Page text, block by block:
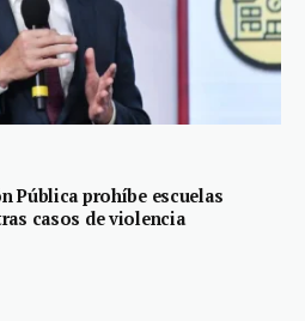
Pública prohíbe escuelas
casos de violencia